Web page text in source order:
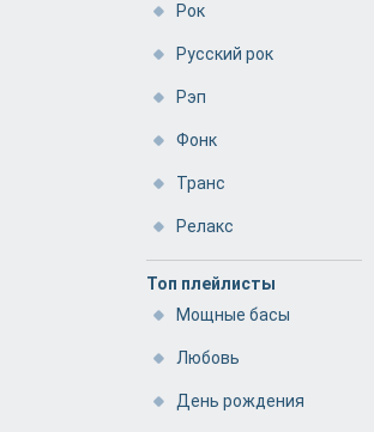
Рок
Русский рок
Рэп
Фонк
Транс
Релакс
Топ плейлисты
Мощные басы
Любовь
День рождения